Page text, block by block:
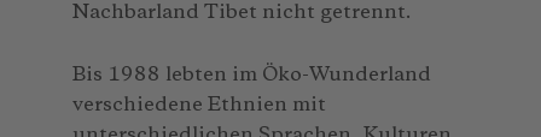
Nachbarland Tibet nicht getrennt.
Bis 1988 lebten im Öko-Wunderland
verschiedene Ethnien mit